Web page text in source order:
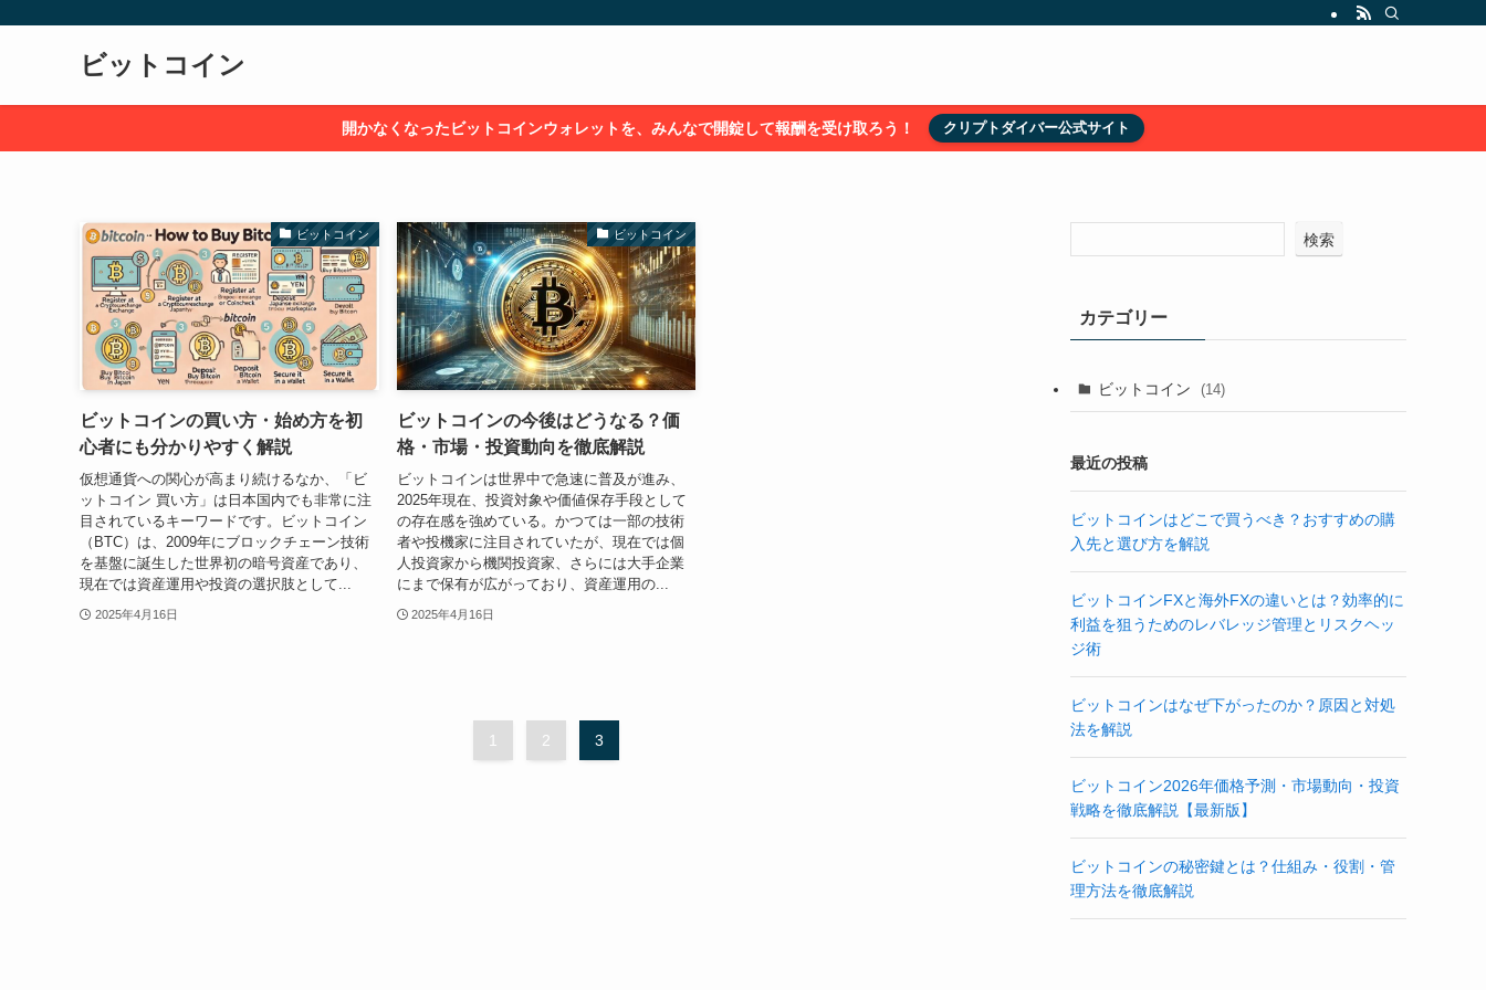
ビットコイン
開かなくなったビットコインウォレットを、みんなで開錠して報酬を受け取ろう！ クリプトダイバー公式サイト
ビットコイン
ビットコインの買い方・始め方を初
心者にも分かりやすく解説
仮想通貨への関心が高まり続けるなか、「ビ
ットコイン 買い方」は日本国内でも非常に注
目されているキーワードです。ビットコイン
（BTC）は、2009年にブロックチェーン技術
を基盤に誕生した世界初の暗号資産であり、
現在では資産運用や投資の選択肢として...
2025年4月16日
ビットコイン
ビットコインの今後はどうなる？価
格・市場・投資動向を徹底解説
ビットコインは世界中で急速に普及が進み、
2025年現在、投資対象や価値保存手段として
の存在感を強めている。かつては一部の技術
者や投機家に注目されていたが、現在では個
人投資家から機関投資家、さらには大手企業
にまで保有が広がっており、資産運用の...
2025年4月16日
1 2 3
検索
カテゴリー
ビットコイン (14)
最近の投稿
ビットコインはどこで買うべき？おすすめの購
入先と選び方を解説
ビットコインFXと海外FXの違いとは？効率的に
利益を狙うためのレバレッジ管理とリスクヘッ
ジ術
ビットコインはなぜ下がったのか？原因と対処
法を解説
ビットコイン2026年価格予測・市場動向・投資
戦略を徹底解説【最新版】
ビットコインの秘密鍵とは？仕組み・役割・管
理方法を徹底解説